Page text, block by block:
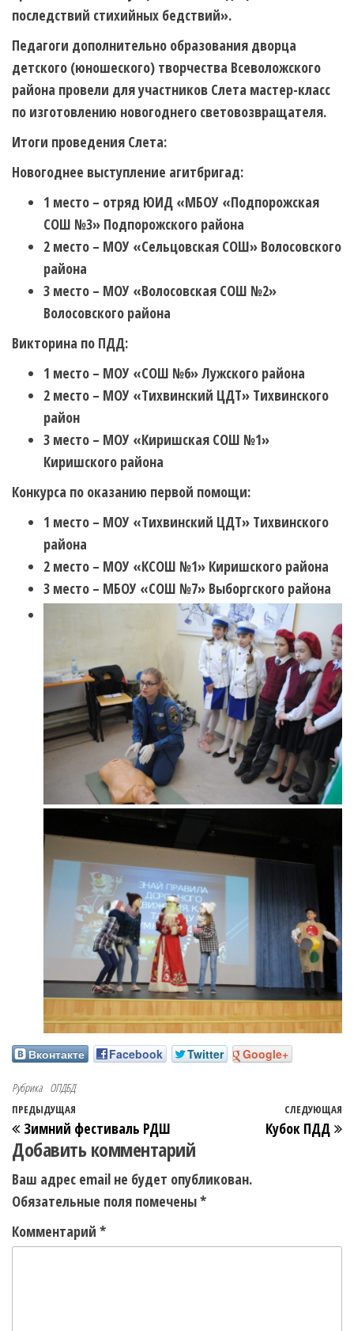
последствий стихийных бедствий».
Педагоги дополнительно образования дворца
детского (юношеского) творчества Всеволожского
района провели для участников Слета мастер-класс
по изготовлению новогоднего световозвращателя.
Итоги проведения Слета:
Новогоднее выступление агитбригад:
1 место – отряд ЮИД «МБОУ «Подпорожская
СОШ №3» Подпорожского района
2 место – МОУ «Сельцовская СОШ» Волосовского
района
3 место – МОУ «Волосовская СОШ №2»
Волосовского района
Викторина по ПДД:
1 место – МОУ «СОШ №6» Лужского района
2 место – МОУ «Тихвинский ЦДТ» Тихвинского
район
3 место – МОУ «Киришская СОШ №1»
Киришского района
Конкурса по оказанию первой помощи:
1 место – МОУ «Тихвинский ЦДТ» Тихвинского
района
2 место – МОУ «КСОШ №1» Киришского района
3 место – МБОУ «СОШ №7» Выборгского района
Вконтакте Facebook Twitter Google+
Рубрика ОПДБД
ПРЕДЫДУЩАЯ
Зимний фестиваль РДШ
СЛЕДУЮЩАЯ
Кубок ПДД
Добавить комментарий
Ваш адрес email не будет опубликован.
Обязательные поля помечены*
Комментарий *